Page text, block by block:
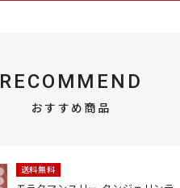
RECOMMEND
おすすめ商品
送料無料